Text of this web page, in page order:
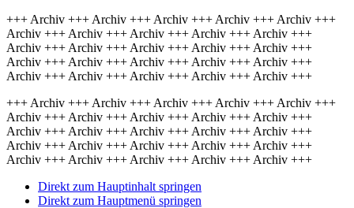
+++ Archiv +++ Archiv +++ Archiv +++ Archiv +++ Archiv +++
Archiv +++ Archiv +++ Archiv +++ Archiv +++ Archiv +++
Archiv +++ Archiv +++ Archiv +++ Archiv +++ Archiv +++
Archiv +++ Archiv +++ Archiv +++ Archiv +++ Archiv +++
Archiv +++ Archiv +++ Archiv +++ Archiv +++ Archiv +++
+++ Archiv +++ Archiv +++ Archiv +++ Archiv +++ Archiv +++
Archiv +++ Archiv +++ Archiv +++ Archiv +++ Archiv +++
Archiv +++ Archiv +++ Archiv +++ Archiv +++ Archiv +++
Archiv +++ Archiv +++ Archiv +++ Archiv +++ Archiv +++
Archiv +++ Archiv +++ Archiv +++ Archiv +++ Archiv +++
Direkt zum Hauptinhalt springen
Direkt zum Hauptmenü springen